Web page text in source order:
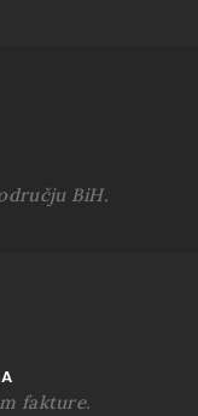
BiH.
fakture.